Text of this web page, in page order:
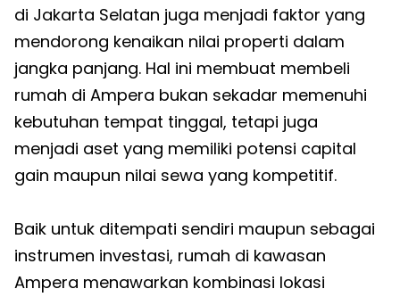
di Jakarta Selatan juga menjadi faktor yang
mendorong kenaikan nilai properti dalam
jangka panjang. Hal ini membuat membeli
rumah di Ampera bukan sekadar memenuhi
kebutuhan tempat tinggal, tetapi juga
menjadi aset yang memiliki potensi capital
gain maupun nilai sewa yang kompetitif.
Baik untuk ditempati sendiri maupun sebagai
instrumen investasi, rumah di kawasan
Ampera menawarkan kombinasi lokasi